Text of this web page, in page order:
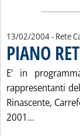
13/02/2004- Rete
PIANO
E' in
rappresentanti
Rinascente,
2001...